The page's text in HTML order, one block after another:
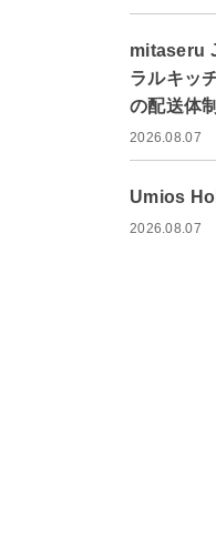
mitaseru
ラルキッ
の配送体
2026.08.07
Umios
2026.08.07